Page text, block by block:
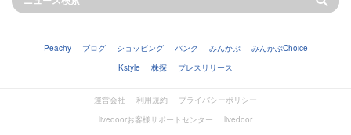
Peachy ブログ ショッピング バンク みんかぶ
みんかぶChoice
Kstyle
株探 プレスリリース
運営会社 利用規約
プライバシーポリシー
livedoorお客様サポートセンター
livedoor